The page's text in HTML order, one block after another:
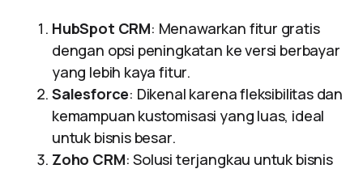
HubSpot CRM: Menawarkan fitur gratis
dengan opsi peningkatan ke versi berbayar
yang lebih kaya fitur.
Salesforce: Dikenal karena fleksibilitas dan
kemampuan kustomisasi yang luas, ideal
untuk bisnis besar.
Zoho CRM: Solusi terjangkau untuk bisnis